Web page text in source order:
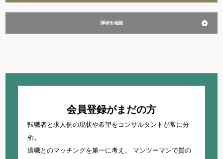
詳細を確認
会員登録がまだの方
転職者と求人側の現状や希望をコンサルタントが常に分
析。
適職とのマッチングを第一に考え、 マンツーマンで質の